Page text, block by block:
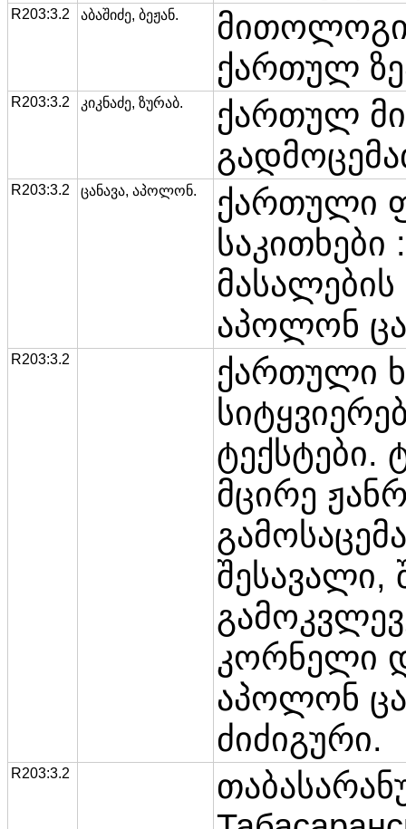
R203:3.2 აბაშიძე, ბეჟან.
ქართულ
R203:3.2 კიკნაძე, ზურაბ.
ქართულ
R203:3.2 ცანავა, აპოლონ.
ქართული
აპოლონ
R203:3.2
ქართული
ტექსტები.
მცირე
შესავალი,
კორნელი
აპოლონ
ძიძიგური.
R203:3.2